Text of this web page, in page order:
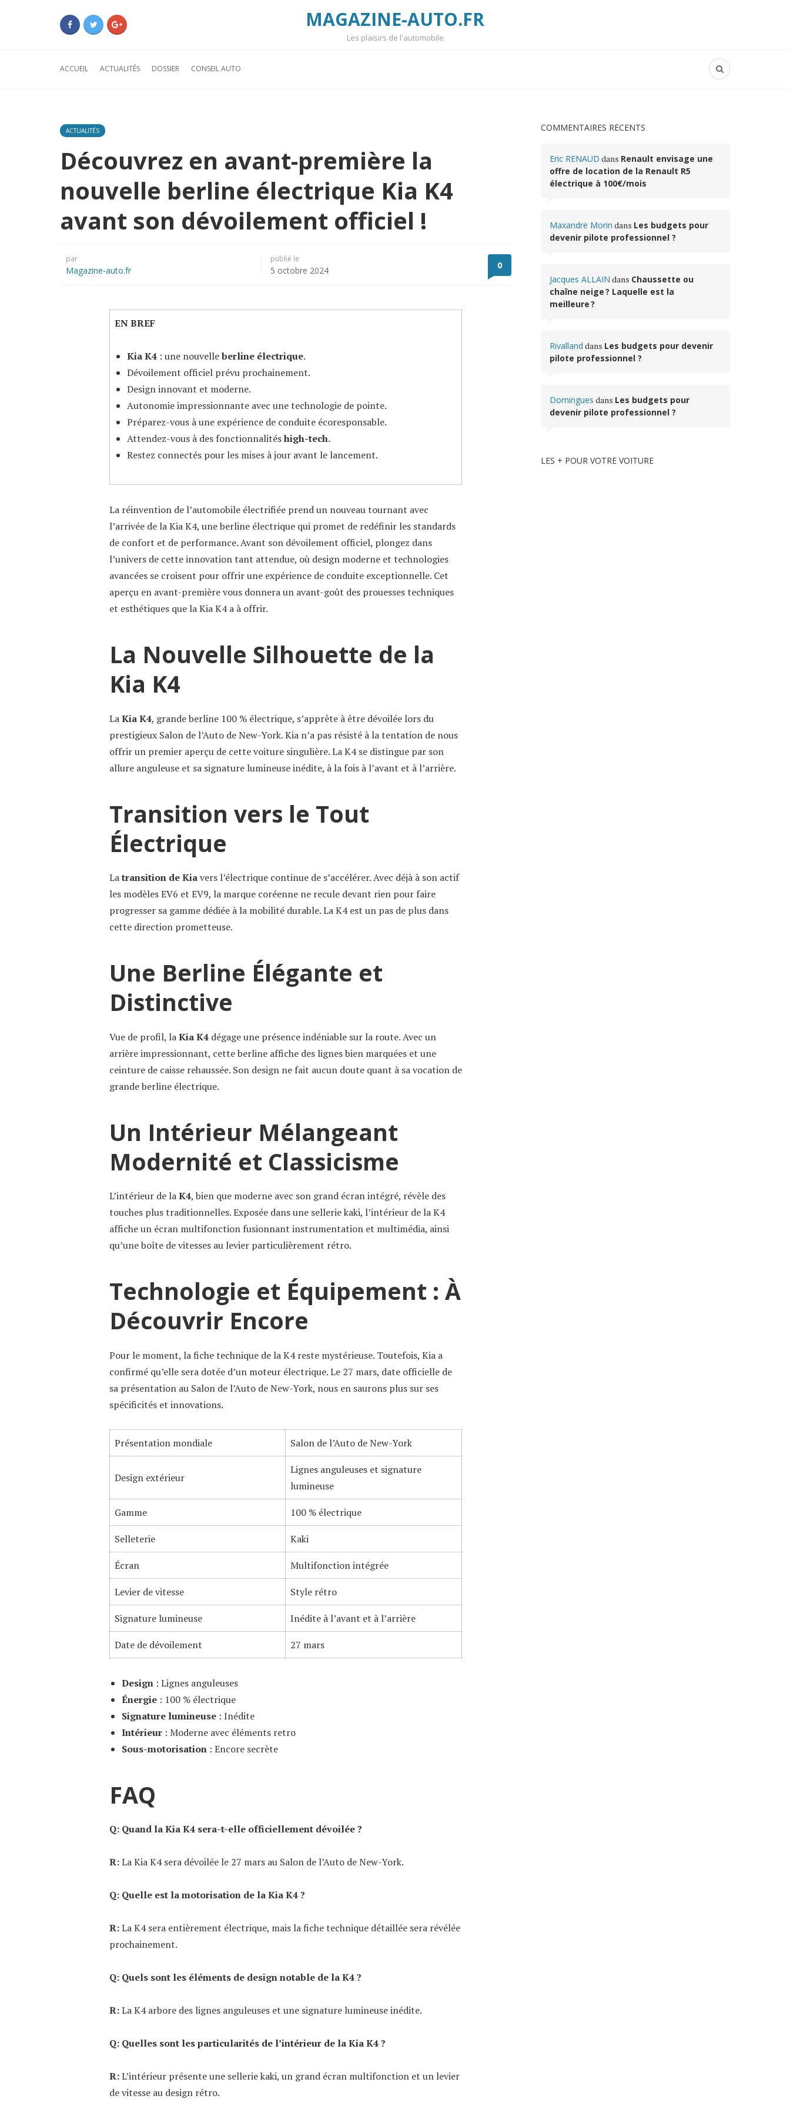
MAGAZINE-AUTO.FR
Les plaisirs de l'automobile
ACCUEIL ACTUALITÉS DOSSIER CONSEIL AUTO
ACTUALITÉS
Découvrez en avant-première la
nouvelle berline électrique Kia K4
avant son dévoilement officiel !
par
Magazine-auto.fr
publié le
5 octobre 2024 0
EN BREF
Kia K4: une nouvelleberline électrique.
Dévoilement officiel prévu prochainement.
Design innovant et moderne.
Autonomie impressionnante avec une technologie de pointe.
Préparez-vous à une expérience de conduite écoresponsable.
Attendez-vous à des fonctionnalitéshigh-tech.
Restez connectés pour les mises à jour avant le lancement.
La réinvention de l’automobile électrifiée prend un nouveau tournant avec
l’arrivée de la Kia K4, une berline électrique qui promet de redéfinir les standards
de confort et de performance. Avant son dévoilement officiel, plongez dans
l’univers de cette innovation tant attendue, où design moderne et technologies
avancées se croisent pour offrir une expérience de conduite exceptionnelle. Cet
aperçu en avant-première vous donnera un avant-goût des prouesses techniques
et esthétiques que la Kia K4 a à offrir.
La Nouvelle Silhouette de la
Kia K4
LaKia K4, grande berline 100 % électrique, s’apprête à être dévoilée lors du
prestigieux Salon de l’Auto de New-York. Kia n’a pas résisté à la tentation de nous
offrir un premier aperçu de cette voiture singulière. La K4 se distingue par son
allure anguleuse et sa signature lumineuse inédite, à la fois à l’avant et à l’arrière.
Transition vers le Tout
Électrique
Latransition de Kiavers l’électrique continue de s’accélérer. Avec déjà à son actif
les modèles EV6 et EV9, la marque coréenne ne recule devant rien pour faire
progresser sa gamme dédiée à la mobilité durable. La K4 est un pas de plus dans
cette direction prometteuse.
Une Berline Élégante et
Distinctive
Vue de profil, laKia K4 dégage une présence indéniable sur la route. Avec un
arrière impressionnant, cette berline affiche des lignes bien marquées et une
ceinture de caisse rehaussée. Son design ne fait aucun doute quant à sa vocation de
grande berline électrique.
Un Intérieur Mélangeant
Modernité et Classicisme
L’intérieur de laK4, bien que moderne avec son grand écran intégré, révèle des
touches plus traditionnelles. Exposée dans une sellerie kaki, l’intérieur de la K4
affiche un écran multifonction fusionnant instrumentation et multimédia, ainsi
qu’une boîte de vitesses au levier particulièrement rétro.
Technologie et Équipement : À
Découvrir Encore
Pour le moment, la fiche technique de la K4 reste mystérieuse. Toutefois, Kia a
confirmé qu’elle sera dotée d’un moteur électrique. Le 27 mars, date officielle de
sa présentation au Salon de l’Auto de New-York, nous en saurons plus sur ses
spécificités et innovations.
Présentation mondiale Salon de l’Auto de New-York
Design extérieur
Lignes anguleuses et signature
lumineuse
Gamme 100 % électrique
Selleterie Kaki
Écran Multifonction intégrée
Levier de vitesse Style rétro
Signature lumineuse Inédite à l’avant et à l’arrière
Date de dévoilement 27 mars
Design: Lignes anguleuses
Énergie: 100 % électrique
Signature lumineuse: Inédite
Intérieur: Moderne avec éléments retro
Sous-motorisation: Encore secrète
FAQ
Q: Quand la Kia K4 sera-t-elle officiellement dévoilée ?
R:La Kia K4 sera dévoilée le 27 mars au Salon de l’Auto de New-York.
Q: Quelle est la motorisation de la Kia K4 ?
R:La K4 sera entièrement électrique, mais la fiche technique détaillée sera révélée
prochainement.
Q: Quels sont les éléments de design notable de la K4 ?
R:La K4 arbore des lignes anguleuses et une signature lumineuse inédite.
Q: Quelles sont les particularités de l’intérieur de la Kia K4 ?
R:L’intérieur présente une sellerie kaki, un grand écran multifonction et un levier
de vitesse au design rétro.
COMMENTAIRES RÉCENTS
Eric RENAUD dans Renault envisage une
offre de location de la Renault R5
électrique à 100€/mois
Maxandre Morin dans Les budgets pour
devenir pilote professionnel ?
Jacques ALLAIN dans Chaussette ou
chaîne neige ? Laquelle est la
meilleure ?
Rivalland dans Les budgets pour devenir
pilote professionnel ?
Domingues dans Les budgets pour
devenir pilote professionnel ?
LES + POUR VOTRE VOITURE